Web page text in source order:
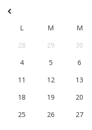
L M M
28
29 30
4
5 6
11
12 13
18
19 20
25
26 27